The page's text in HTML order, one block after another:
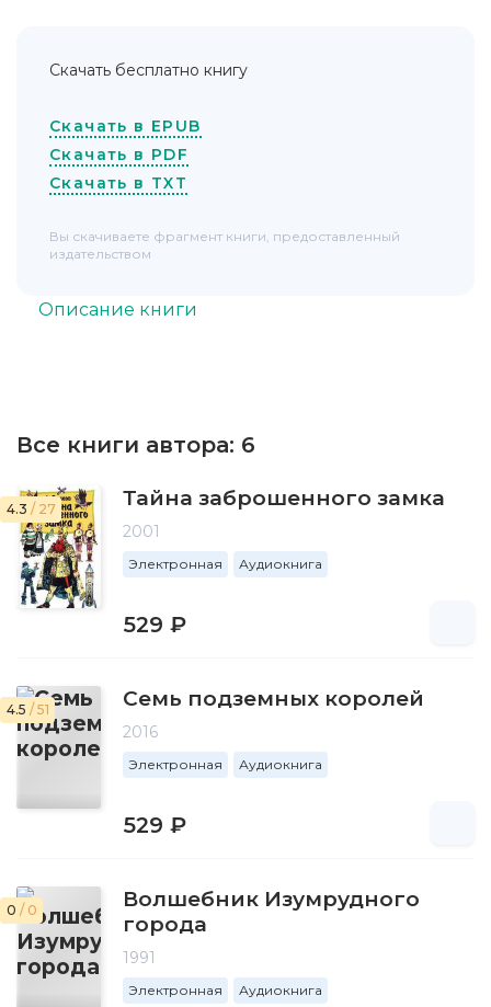
Описание книги
Все книги автора: 6
4.3 / 27 Тайна заброшенного замка
2001
Электронная Аудиокнига
529 ₽
4.5 / 51 Семь подземных королей
2016
Электронная Аудиокнига
529 ₽
0 / 0
Волшебник Изумрудного
города
1991
Электронная Аудиокнига
Скачать бесплатно книгу
Скачать в EPUB
Скачать в PDF
Скачать в TXT
Вы скачиваете фрагмент книги, предоставленный
издательством